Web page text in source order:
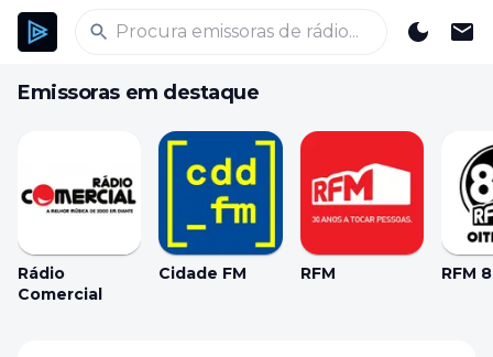
Emissoras em destaque
Rádio
Comercial
Cidade FM RFM RFM